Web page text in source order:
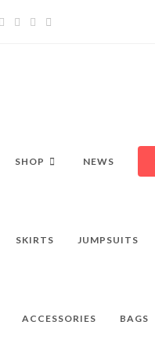
SHOP NEWS
SKIRTS JUMPSUITS
ACCESSORIES BAGS